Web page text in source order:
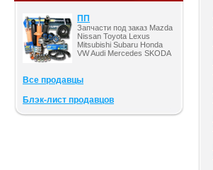
ПП
Запчасти под заказ Mazda
Nissan Toyota Lexus
Mitsubishi Subaru Honda
VW Audi Mercedes SKODA
Все продавцы
Блэк-лист продавцов